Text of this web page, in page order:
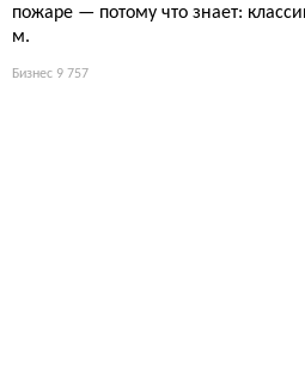
пожаре — потому что знает:
м.
Бизнес 9 757